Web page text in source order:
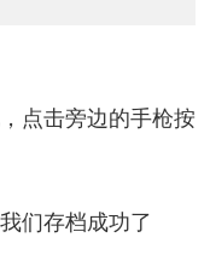
点击旁边的手枪按
们存档成功了